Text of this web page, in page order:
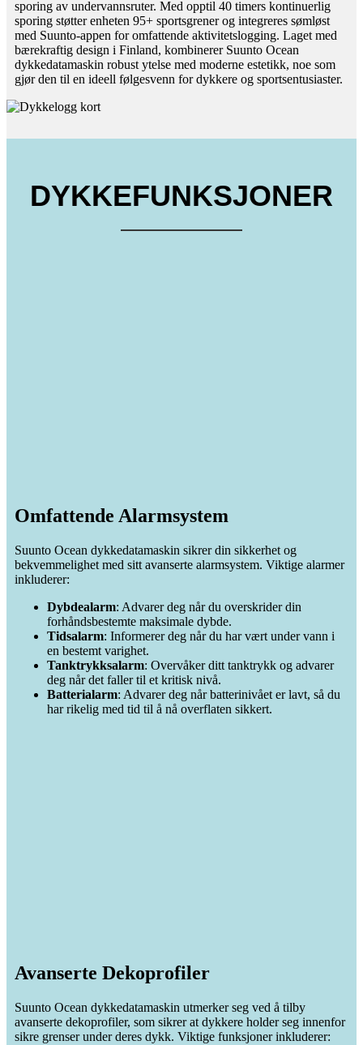
sporing av undervannsruter. Med opptil 40 timers kontinuerlig
sporing støtter enheten 95+ sportsgrener og integreres sømløst
med Suunto-appen for omfattende aktivitetslogging. Laget med
bærekraftig design i Finland, kombinerer Suunto Ocean
dykkedatamaskin robust ytelse med moderne estetikk, noe som
gjør den til en ideell følgesvenn for dykkere og sportsentusiaster.
DYKKEFUNKSJONER
Omfattende Alarmsystem
Suunto Ocean dykkedatamaskin sikrer din sikkerhet og
bekvemmelighet med sitt avanserte alarmsystem. Viktige alarmer
inkluderer:
Dybdealarm: Advarer deg når du overskrider din
forhåndsbestemte maksimale dybde.
Tidsalarm: Informerer deg når du har vært under vann i
en bestemt varighet.
Tanktrykksalarm: Overvåker ditt tanktrykk og advarer
deg når det faller til et kritisk nivå.
Batterialarm: Advarer deg når batterinivået er lavt, så du
har rikelig med tid til å nå overflaten sikkert.
Avanserte Dekoprofiler
Suunto Ocean dykkedatamaskin utmerker seg ved å tilby
avanserte dekoprofiler, som sikrer at dykkere holder seg innenfor
sikre grenser under deres dykk. Viktige funksjoner inkluderer: